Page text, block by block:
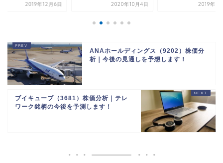
2019年12月6日 2020年10月4日 2019年9
ANAホールディングス（9202）株価分
析｜今後の見通しを予想します！
ブイキューブ（3681）株価分析｜テレ
ワーク銘柄の今後を予測します！